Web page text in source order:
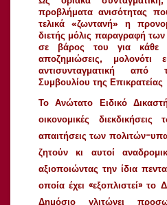
προβλήματα ανισότητας
τελικά «ζωντανή» η
διετής μόλις παραγραφή
σε βάρος του για κάθε
αποζημιώσεις, μολονότι
αντισυνταγματική
Συμβουλίου της Επικρατείας
Το Ανώτατο Ειδικό
οικονομικές
απαιτήσεις των πολιτών-
ζητούν κι αυτοί
αξιοποιώντας την ίδια
οποία έχει «εξοπλιστεί»
Δημόσιο γλιτώνει